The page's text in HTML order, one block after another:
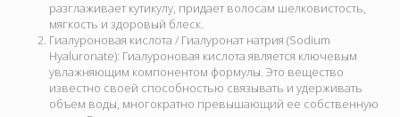
разглаживает кутикулу, придает волосам шелковистость,
мягкость и здоровый блеск.
Гиалуроновая кислота / Гиалуронат натрия (Sodium
Hyaluronate): Гиалуроновая кислота является ключевым
увлажняющим компонентом формулы. Это вещество
известно своей способностью связывать и удерживать
объем воды, многократно превышающий ее собственную